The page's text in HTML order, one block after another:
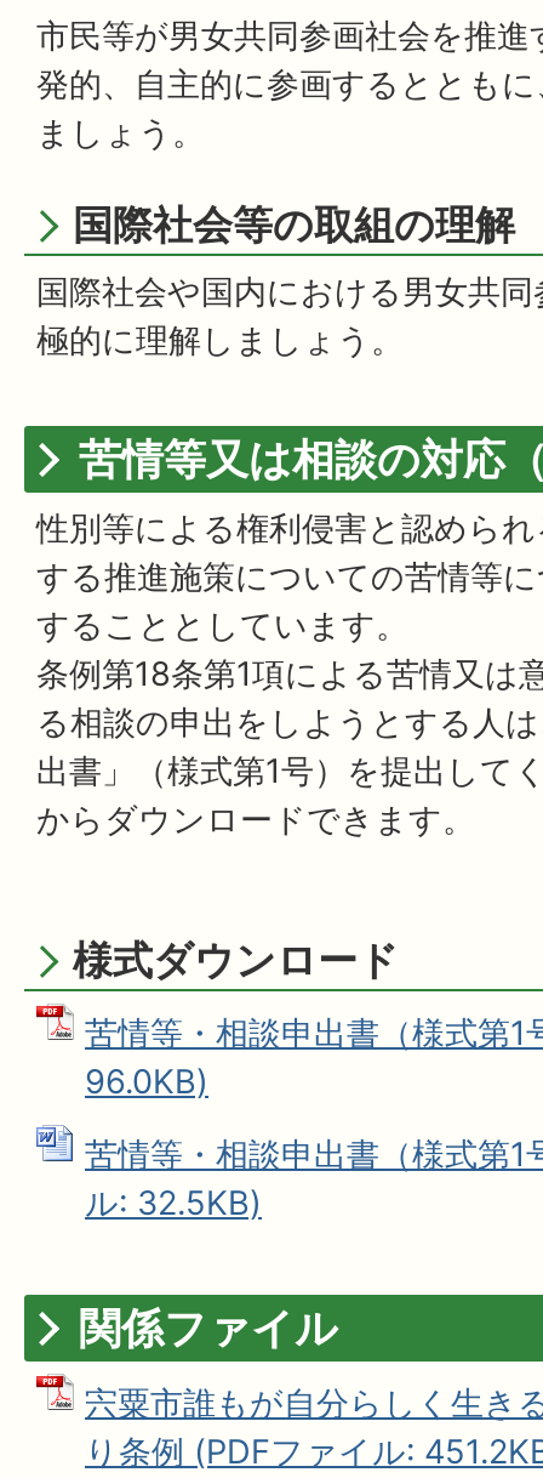
市民等が男女共同参画社会を推
発的、自主的に参画するととも
ましょう。
国際社会等の取組の理解
国際社会や国内における男女共
極的に理解しましょう。
苦情等又は相談の対応
性別等による権利侵害と認めら
する推進施策についての苦情等
することとしています。
条例第18条第1項による苦情又は
る相談の申出をしようとする人
出書」（様式第1号）を提出して
からダウンロードできます。
様式ダウンロード
苦情等・相談申出書（様式第
96.0KB)
苦情等・相談申出書（様式第
ル: 32.5KB)
関係ファイル
宍粟市誰もが自分らしく生き
り条例 (PDFファイル: